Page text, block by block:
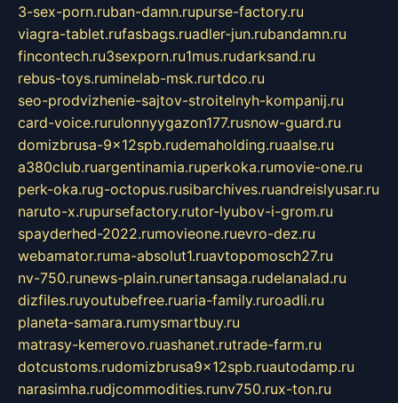
3-sex-porn.ruban-damn.rupurse-factory.ru
viagra-tablet.rufasbags.ruadler-jun.rubandamn.ru
fincontech.ru3sexporn.ru1mus.rudarksand.ru
rebus-toys.ruminelab-msk.rurtdco.ru
seo-prodvizhenie-sajtov-stroitelnyh-kompanij.ru
card-voice.rurulonnyygazon177.rusnow-guard.ru
domizbrusa-9x12spb.rudemaholding.ruaalse.ru
a380club.ruargentinamia.ruperkoka.rumovie-one.ru
perk-oka.rug-octopus.rusibarchives.ruandreislyusar.ru
naruto-x.rupursefactory.rutor-lyubov-i-grom.ru
spayderhed-2022.rumovieone.ruevro-dez.ru
webamator.ruma-absolut1.ruavtopomosch27.ru
nv-750.runews-plain.runertansaga.rudelanalad.ru
dizfiles.ruyoutubefree.ruaria-family.ruroadli.ru
planeta-samara.rumysmartbuy.ru
matrasy-kemerovo.ruashanet.rutrade-farm.ru
dotcustoms.rudomizbrusa9x12spb.ruautodamp.ru
narasimha.rudjcommodities.runv750.rux-ton.ru